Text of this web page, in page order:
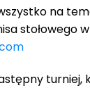
na
stołowego
turniej,